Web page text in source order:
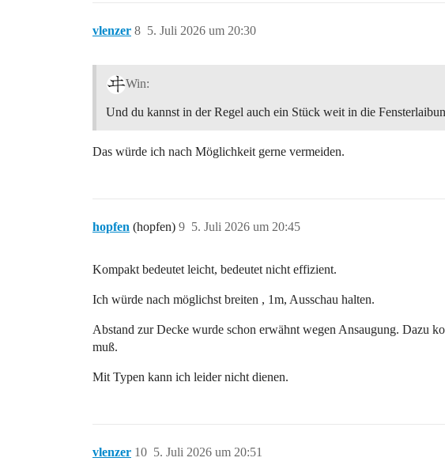
vlenzer 5. Juli 2026 um 20:30
8
Win:
Und du kannst in der Regel auch ein Stück weit in die
Das würde ich nach Möglichkeit gerne vermeiden.
hopfen (hopfen) 5. Juli 2026 um 20:45
9
Kompakt bedeutet leicht, bedeutet nicht effizient.
Ich würde nach möglichst breiten , 1m, Ausschau halten.
Abstand zur Decke wurde schon erwähnt wegen Ansaugung. Dazu
muß.
Mit Typen kann ich leider nicht dienen.
vlenzer 5. Juli 2026 um 20:51
10